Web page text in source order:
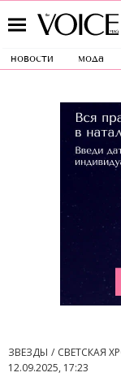
новости мода
ЗВЕЗДЫ
СВЕТСКАЯ
12.09.2025, 17:23